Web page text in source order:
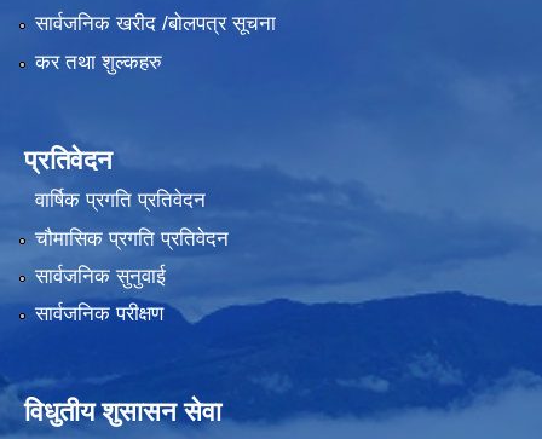
सार्वजनिक खरीद /बोलपत्र सूचना
कर तथा शुल्कहरु
प्रतिवेदन
वार्षिक प्रगति प्रतिवेदन
चौमासिक प्रगति प्रतिवेदन
सार्वजनिक सुनुवाई
सार्वजनिक परीक्षण
विधुतीय शुसासन सेवा